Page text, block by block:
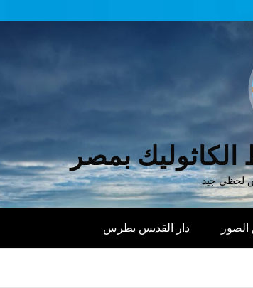
الكاثوليك بمصر
لحظي جيد
دار القديس بطرس